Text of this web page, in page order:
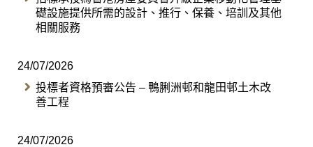
礎設施提供所需的設計、推行、保養、培訓及其他
相關服務
24/07/2026
投標者資格預審公告 – 鴨脷洲邨和龍田邨土木改
善工程
24/07/2026